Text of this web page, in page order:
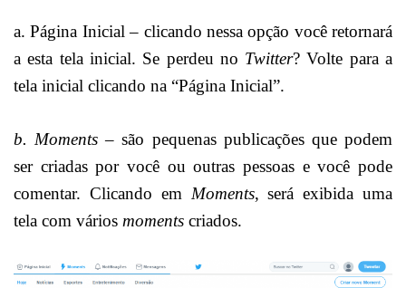
a. Página Inicial – clicando nessa opção você retornará
a esta tela inicial. Se perdeu no Twitter? Volte para a
tela inicial clicando na “Página Inicial”.
b. Moments – são pequenas publicações que podem
ser criadas por você ou outras pessoas e você pode
comentar. Clicando em Moments, será exibida uma
tela com vários moments criados.